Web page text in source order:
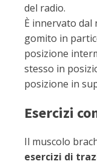
del radio.
È innervato dal
gomito in
posizione
stesso in
posizione in
Esercizi
Il muscolo
esercizi di